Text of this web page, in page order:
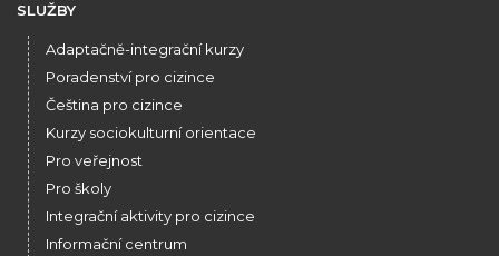
SLUŽBY
Adaptačně-integrační kurzy
Poradenství pro cizince
Čeština pro cizince
Kurzy sociokulturní orientace
Pro veřejnost
Pro školy
Integrační aktivity pro cizince
Informační centrum